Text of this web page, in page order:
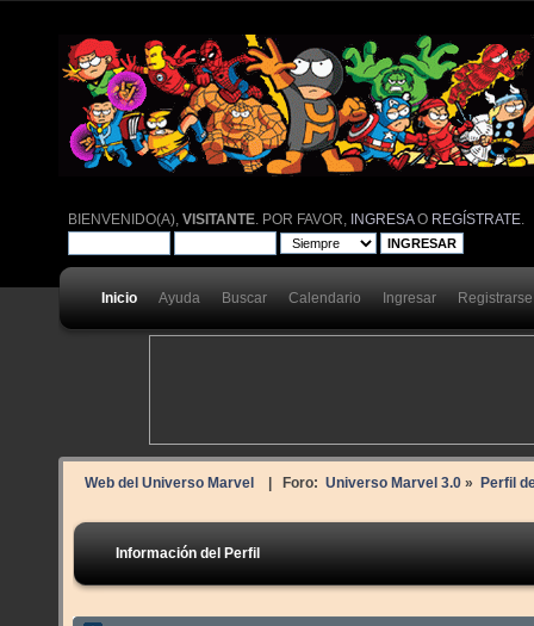
BIENVENIDO(A),VISITANTE . POR FAVOR, INGRESAO REGÍSTRATE
Inicio Ayuda Buscar Calendario Ingresar Registrarse
Web del Universo Marvel | Foro: Universo Marvel 3.0» Perfil
Información del Perfil